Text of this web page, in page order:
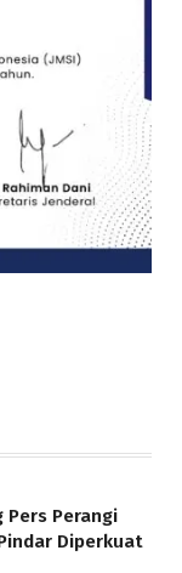
Pers Perangi
Diperkuat